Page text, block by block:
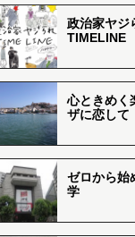
政治家ヤジ
TIMELINE
心ときめく
ザに恋して
ゼロから始
学